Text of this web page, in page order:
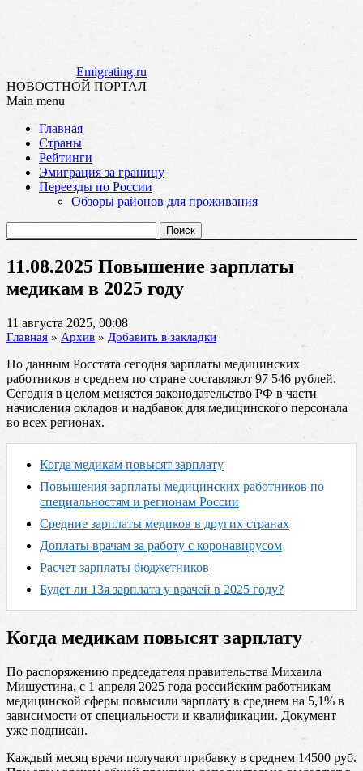
Emigrating.ru
НОВОСТНОЙ ПОРТАЛ
Main menu
content
Главная
Страны
Рейтинги
Эмиграция за границу
Переезды по России
Обзоры районов для проживания
11.08.2025 Повышение зарплаты
медикам в 2025 году
11 августа 2025, 00:08
Главная » Архив » Добавить в закладки
По данным Росстата сегодня зарплаты медицинских
работников в среднем по стране составляют 97 546 рублей.
Сегодня в целом меняется законодательство РФ в части
начисления окладов и надбавок для медицинского персонала
во всех регионах.
Когда медикам повысят зарплату
Повышения зарплаты медицинских работников по
специальностям и регионам России
Средние зарплаты медиков в других странах
Доплаты врачам за работу с коронавирусом
Расчет зарплаты бюджетников
Будет ли 13я зарплата у врачей в 2025 году?
Когда медикам повысят зарплату
По распоряжению председателя правительства Михаила
Мишустина, с 1 апреля 2025 года российским работникам
медицинской сферы повысили зарплату в среднем на 5,1% в
зависимости от специальности и квалификации. Документ
уже подписан.
Каждый месяц врачи получают прибавку в среднем 14500 руб.